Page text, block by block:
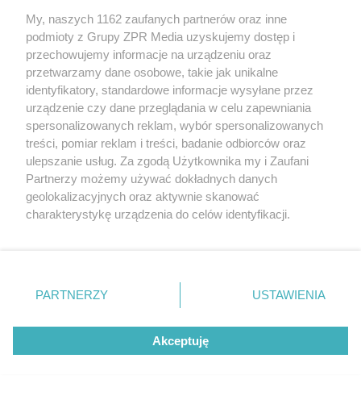
SPORT
Mecz Jagiellonii z Widzewem. Będzie 7
specjalnych linii autobusowych
My, naszych 1162 zaufanych partnerów oraz inne
podmioty z Grupy ZPR Media uzyskujemy dostęp i
przechowujemy informacje na urządzeniu oraz
przetwarzamy dane osobowe, takie jak unikalne
identyfikatory, standardowe informacje wysyłane przez
urządzenie czy dane przeglądania w celu zapewniania
spersonalizowanych reklam, wybór spersonalizowanych
treści, pomiar reklam i treści, badanie odbiorców oraz
ulepszanie usług. Za zgodą Użytkownika my i Zaufani
Partnerzy możemy używać dokładnych danych
geolokalizacyjnych oraz aktywnie skanować
charakterystykę urządzenia do celów identyfikacji.
zmienić/wycofać klikając przycisk ustawień prywatności
znajdujący się w lewym dolnym rogu strony
rodzaje przetwarzania danych nie wymagają zgody
użytkownika, ale masz prawo sprzeciwić się takiemu
przetwarzaniu. Preferencje będą miały zastosowanie tylko
PARTNERZY USTAWIENIA
Akceptuję